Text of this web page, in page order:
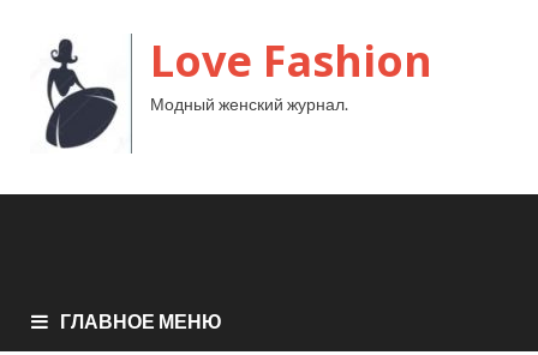
Love Fashion
Модный женский журнал.
ГЛАВНОЕ МЕНЮ